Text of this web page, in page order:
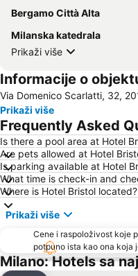
Bergamo Città Alta
Milanska katedrala
Prikaži više
Informacije o
Via Domenico Scarlatti, 32,
Prikaži više
Frequently Asked
Is there a pool area at Hotel
Are pets allowed at Hotel
Is parking available at Hotel
What time is check-in and
Where is Hotel Bristol located?
Prikaži više
Cene i raspoloživost koje
potpuno ista kao ona koja
Milano: Hotels sa